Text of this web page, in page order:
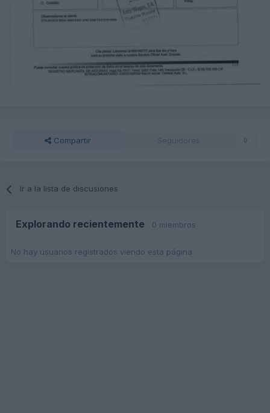
Compartir Seguidores 0
Ir a la lista de discusiones
Explorando recientemente 0 miembros
No hay usuarios registrados viendo esta página.